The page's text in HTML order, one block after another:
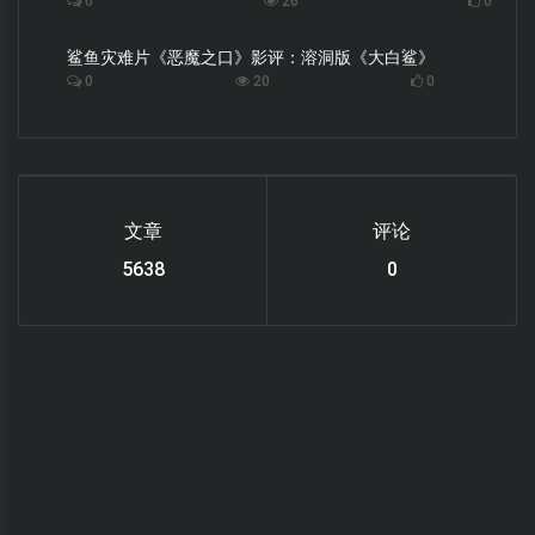
鲨鱼灾难片《恶魔之口》影评：溶洞版《大白鲨》
0 20 0
文章
6219
评论
0